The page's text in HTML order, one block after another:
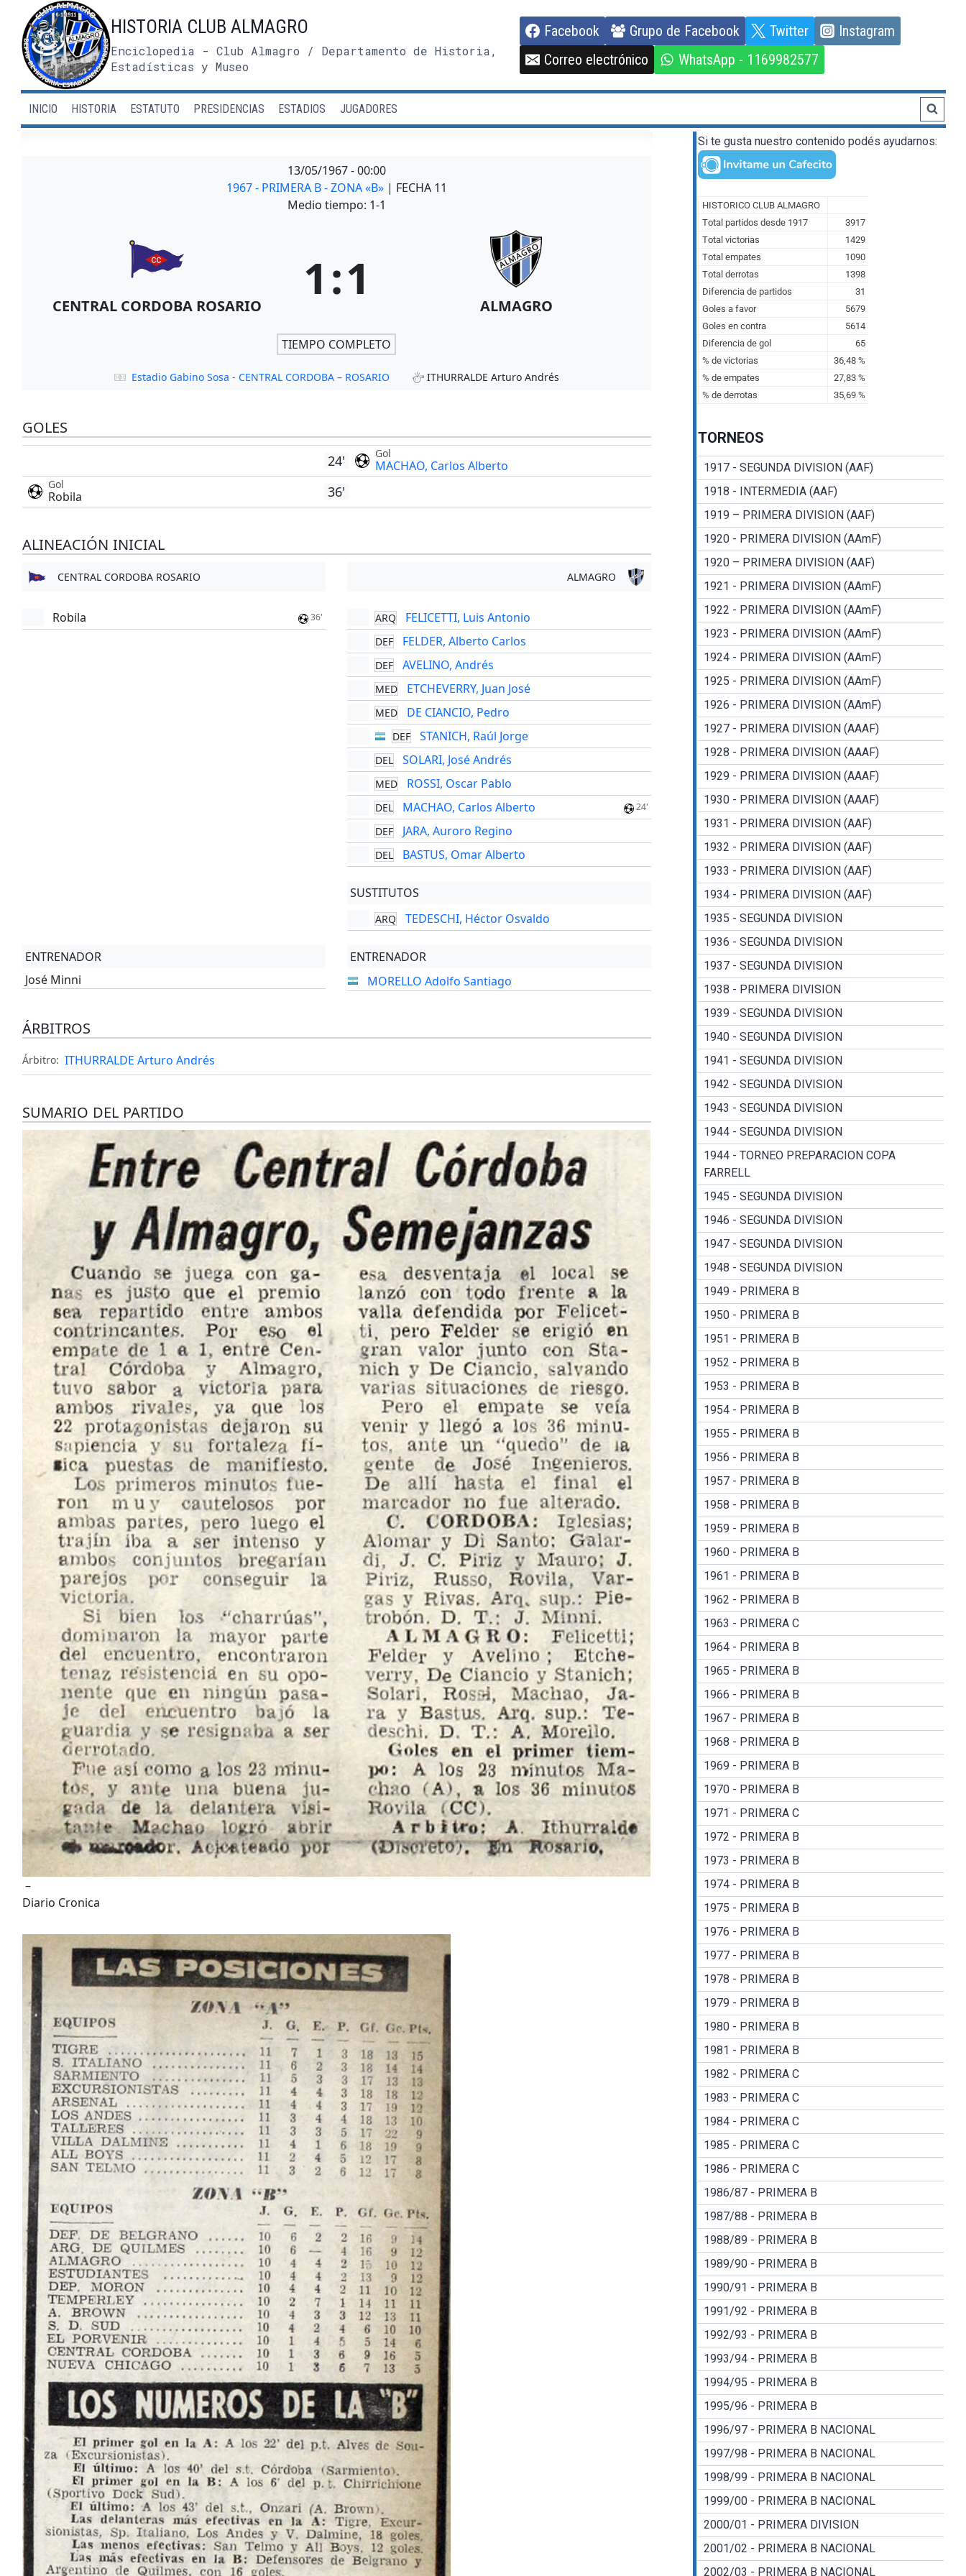
contenido
HISTORIA CLUB ALMAGRO
Enciclopedia - Club Almagro / Departamento de Historia,
Estadísticas y Museo
Facebook Grupo de Facebook Twitter
Instagram
Correo electrónico
WhatsApp - 1169982577
INICIO HISTORIA ESTATUTO PRESIDENCIAS ESTADIOS JUGADORES
13/05/1967-00:00
1967 - PRIMERA B - ZONA «B» | FECHA 11
Medio tiempo: 1-1
CENTRAL CORDOBA ROSARIO 1:1 ALMAGRO
TIEMPO COMPLETO
Estadio Gabino Sosa - CENTRAL CORDOBA – ROSARIO ITHURRALDE Arturo Andrés
GOLES
24' Gol
MACHAO, Carlos Alberto
Gol
Robila 36'
ALINEACIÓN INICIAL
CENTRAL CORDOBA ROSARIO
Robila 36'
ENTRENADOR
José Minni
ALMAGRO
ARQ FELICETTI, Luis Antonio
DEF FELDER, Alberto Carlos
DEF AVELINO, Andrés
MED ETCHEVERRY, Juan José
MED DE CIANCIO, Pedro
DEF STANICH, Raúl Jorge
DEL SOLARI, José Andrés
MED ROSSI, Oscar Pablo
DEL MACHAO, Carlos Alberto 24'
DEF JARA, Auroro Regino
DEL BASTUS, Omar Alberto
SUSTITUTOS
ARQ TEDESCHI, Héctor Osvaldo
ENTRENADOR
MORELLO Adolfo Santiago
ÁRBITROS
Árbitro: ITHURRALDE Arturo Andrés
SUMARIO DEL PARTIDO
–
Diario Cronica
Si te gusta nuestro contenido podés ayudarnos:
TORNEOS
1917 - SEGUNDA DIVISION (AAF)
1918 - INTERMEDIA (AAF)
1919 – PRIMERA DIVISION (AAF)
1920 - PRIMERA DIVISION (AAmF)
1920 – PRIMERA DIVISION (AAF)
1921 - PRIMERA DIVISION (AAmF)
1922 - PRIMERA DIVISION (AAmF)
1923 - PRIMERA DIVISION (AAmF)
1924 - PRIMERA DIVISION (AAmF)
1925 - PRIMERA DIVISION (AAmF)
1926 - PRIMERA DIVISION (AAmF)
1927 - PRIMERA DIVISION (AAAF)
1928 - PRIMERA DIVISION (AAAF)
1929 - PRIMERA DIVISION (AAAF)
1930 - PRIMERA DIVISION (AAAF)
1931 - PRIMERA DIVISION (AAF)
1932 - PRIMERA DIVISION (AAF)
1933 - PRIMERA DIVISION (AAF)
1934 - PRIMERA DIVISION (AAF)
1935 - SEGUNDA DIVISION
1936 - SEGUNDA DIVISION
1937 - SEGUNDA DIVISION
1938 - PRIMERA DIVISION
1939 - SEGUNDA DIVISION
1940 - SEGUNDA DIVISION
1941 - SEGUNDA DIVISION
1942 - SEGUNDA DIVISION
1943 - SEGUNDA DIVISION
1944 - SEGUNDA DIVISION
1944 - TORNEO PREPARACION COPA
FARRELL
1945 - SEGUNDA DIVISION
1946 - SEGUNDA DIVISION
1947 - SEGUNDA DIVISION
1948 - SEGUNDA DIVISION
1949 - PRIMERA B
1950 - PRIMERA B
1951 - PRIMERA B
1952 - PRIMERA B
1953 - PRIMERA B
1954 - PRIMERA B
1955 - PRIMERA B
1956 - PRIMERA B
1957 - PRIMERA B
1958 - PRIMERA B
1959 - PRIMERA B
1960 - PRIMERA B
1961 - PRIMERA B
1962 - PRIMERA B
1963 - PRIMERA C
1964 - PRIMERA B
1965 - PRIMERA B
1966 - PRIMERA B
1967 - PRIMERA B
1968 - PRIMERA B
1969 - PRIMERA B
1970 - PRIMERA B
1971 - PRIMERA C
1972 - PRIMERA B
1973 - PRIMERA B
1974 - PRIMERA B
1975 - PRIMERA B
1976 - PRIMERA B
1977 - PRIMERA B
1978 - PRIMERA B
1979 - PRIMERA B
1980 - PRIMERA B
1981 - PRIMERA B
1982 - PRIMERA C
1983 - PRIMERA C
1984 - PRIMERA C
1985 - PRIMERA C
1986 - PRIMERA C
1986/87 - PRIMERA B
1987/88 - PRIMERA B
1988/89 - PRIMERA B
1989/90 - PRIMERA B
1990/91 - PRIMERA B
1991/92 - PRIMERA B
1992/93 - PRIMERA B
1993/94 - PRIMERA B
1994/95 - PRIMERA B
1995/96 - PRIMERA B
1996/97 - PRIMERA B NACIONAL
1997/98 - PRIMERA B NACIONAL
1998/99 - PRIMERA B NACIONAL
1999/00 - PRIMERA B NACIONAL
2000/01 - PRIMERA DIVISION
2001/02 - PRIMERA B NACIONAL
2002/03 - PRIMERA B NACIONAL